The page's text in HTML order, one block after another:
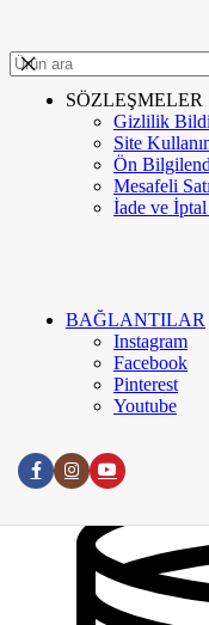
SÖZLEŞMELER
Gizlilik
Site
Ön
Mesafeli
İade ve
BAĞLANTILAR
Instagram
Facebook
Pinterest
Youtube
Menü
Kategoriler
Kurumsal
Hakkımızda
İletişim